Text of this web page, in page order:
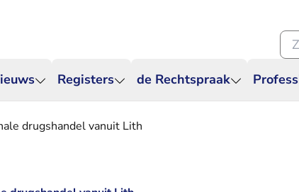
Registers de Rechtspraak
drugshandel vanuit Lith